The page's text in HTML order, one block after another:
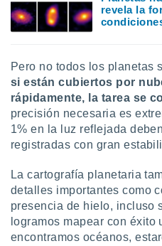
e
mediante
publicidad
publicidad
de
1199
revela la
Pero no todos los planetas
si están cubiertos por
rápidamente, la tarea se
precisión necesaria es
1% en la luz reflejada
registradas con gran
La cartografía planetaria
detalles importantes como
presencia de hielo, incluso
logramos mapear con éxito
encontramos océanos,